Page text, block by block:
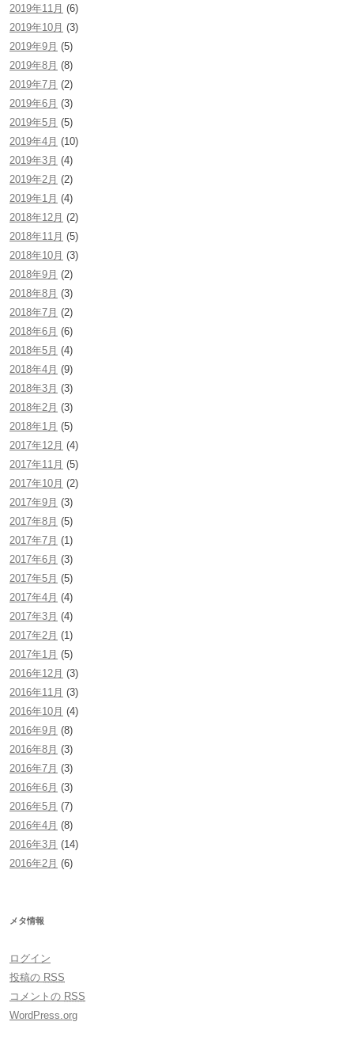
2019年11月 (6)
2019年10月 (3)
2019年9月 (5)
2019年8月 (8)
2019年7月 (2)
2019年6月 (3)
2019年5月 (5)
2019年4月 (10)
2019年3月 (4)
2019年2月 (2)
2019年1月 (4)
2018年12月 (2)
2018年11月 (5)
2018年10月 (3)
2018年9月 (2)
2018年8月 (3)
2018年7月 (2)
2018年6月 (6)
2018年5月 (4)
2018年4月 (9)
2018年3月 (3)
2018年2月 (3)
2018年1月 (5)
2017年12月 (4)
2017年11月 (5)
2017年10月 (2)
2017年9月 (3)
2017年8月 (5)
2017年7月 (1)
2017年6月 (3)
2017年5月 (5)
2017年4月 (4)
2017年3月 (4)
2017年2月 (1)
2017年1月 (5)
2016年12月 (3)
2016年11月 (3)
2016年10月 (4)
2016年9月 (8)
2016年8月 (3)
2016年7月 (3)
2016年6月 (3)
2016年5月 (7)
2016年4月 (8)
2016年3月 (14)
2016年2月 (6)
メタ情報
ログイン
投稿の RSS
コメントの RSS
WordPress.org